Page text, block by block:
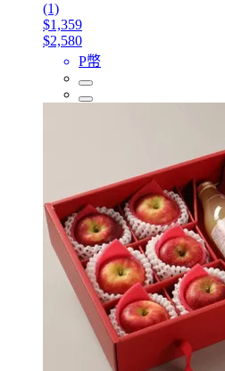
(1)
$1,359
$2,580
P幣